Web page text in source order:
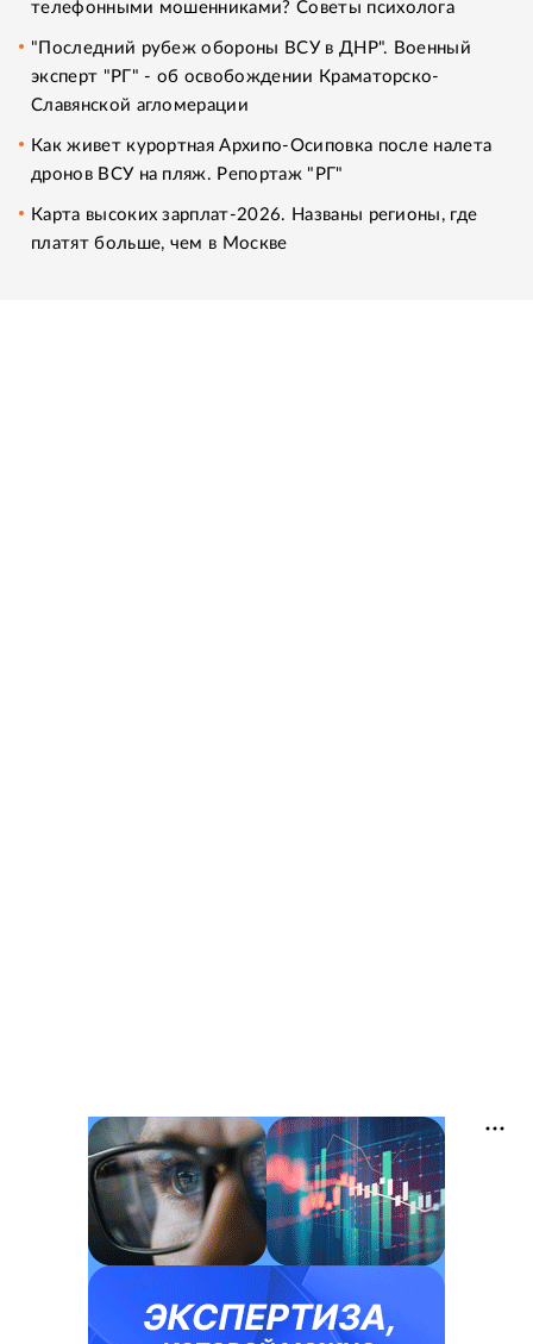
телефонными мошенниками? Советы психолога
"Последний рубеж обороны ВСУ в ДНР". Военный
эксперт "РГ" - об освобождении Краматорско-
Славянской агломерации
Как живет курортная Архипо-Осиповка после налета
дронов ВСУ на пляж. Репортаж "РГ"
Карта высоких зарплат-2026. Названы регионы, где
платят больше, чем в Москве